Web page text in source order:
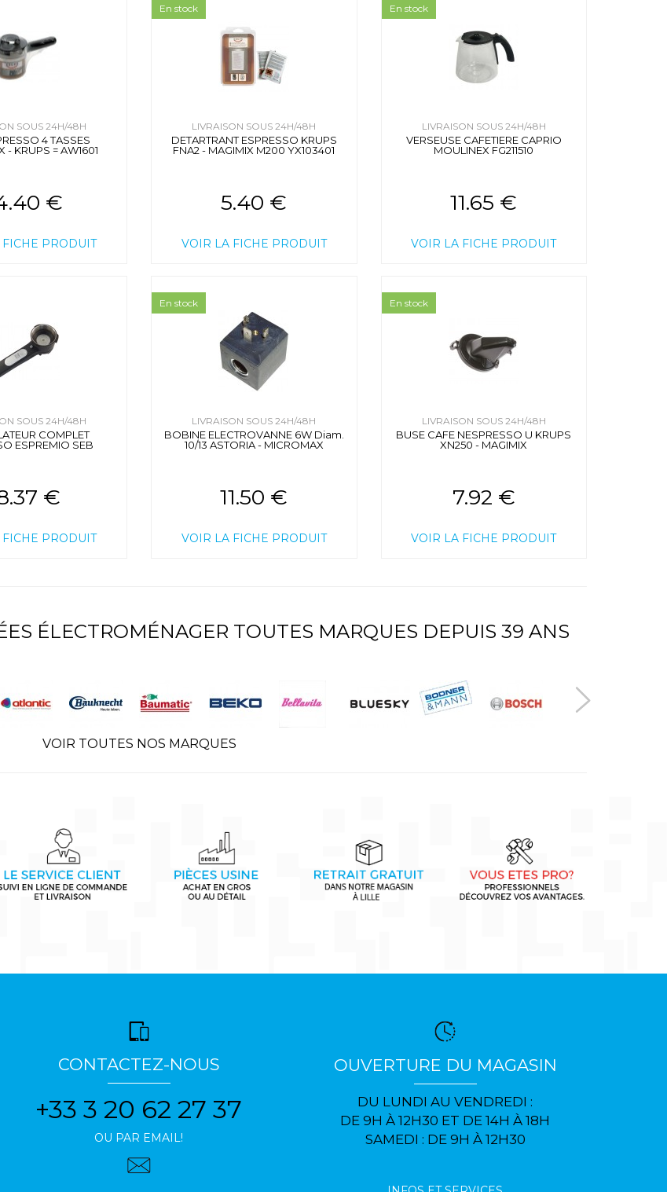
SOUS 24H/48H
4 TASSES
- KRUPS = AW1601
€
PRODUIT
LIVRAISON SOUS 24H/48H
DETARTRANT ESPRESSO KRUPS
FNA2 - MAGIMIX M200 YX103401
5.40 €
VOIR LA FICHE PRODUIT
En stock
LIVRAISON SOUS 24H/48H
VERSEUSE CAFETIERE CAPRIO
MOULINEX FG211510
11.65 €
VOIR LA FICHE PRODUIT
En stock
SOUS 24H/48H
COMPLET
ESPREMIO SEB
€
PRODUIT
LIVRAISON SOUS 24H/48H
BOBINE ELECTROVANNE 6W Diam.
10/13 ASTORIA - MICROMAX
11.50 €
VOIR LA FICHE PRODUIT
En stock
LIVRAISON SOUS 24H/48H
BUSE CAFE NESPRESSO U KRUPS
XN250 - MAGIMIX
7.92 €
VOIR LA FICHE PRODUIT
En stock
ÉLECTROMÉNAGER TOUTES MARQUES DEPUIS 39 ANS
VOIR TOUTES NOS MARQUES
CONTACTEZ-NOUS
+33 3 20 62 27 37
OU PAR EMAIL!
OUVERTURE DU MAGASIN
DU LUNDI AU VENDREDI :
DE 9H À 12H30 ET DE 14H À 18H
SAMEDI : DE 9H À 12H30